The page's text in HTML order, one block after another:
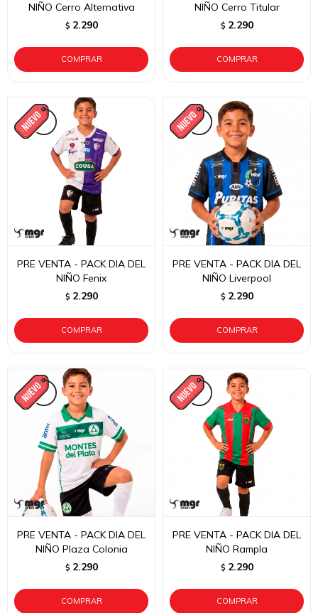
NIÑO Cerro Alternativa
$ 2.290
NIÑO Cerro Titular
$ 2.290
PRE VENTA - PACK DIA DEL
NIÑO Fenix
$ 2.290
PRE VENTA - PACK DIA DEL
NIÑO Liverpool
$ 2.290
PRE VENTA - PACK DIA DEL
NIÑO Plaza Colonia
$ 2.290
PRE VENTA - PACK DIA DEL
NIÑO Rampla
$ 2.290